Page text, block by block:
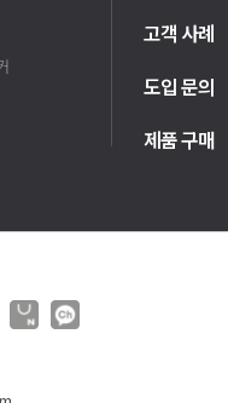
고객 사례
도입 문의
제품 구매